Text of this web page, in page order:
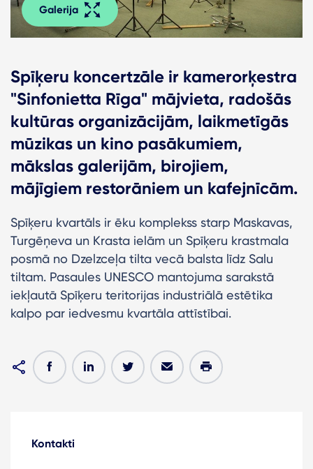
Galerija
Spīķeru koncertzāle ir kamerorķestra
"Sinfonietta Rīga" mājvieta, radošās
kultūras organizācijām, laikmetīgās
mūzikas un kino pasākumiem,
mākslas galerijām, birojiem,
mājīgiem restorāniem un kafejnīcām.
Spīķeru kvartāls ir ēku komplekss starp Maskavas,
Turgēņeva un Krasta ielām un Spīķeru krastmala
posmā no Dzelzceļa tilta vecā balsta līdz Salu
tiltam. Pasaules UNESCO mantojuma sarakstā
iekļautā Spīķeru teritorijas industriālā estētika
kalpo par iedvesmu kvartāla attīstībai.
Kontakti